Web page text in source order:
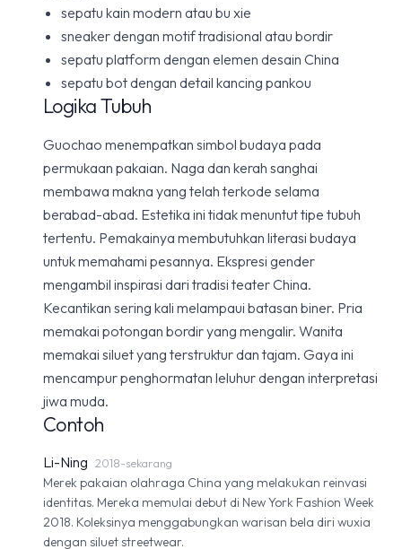
sepatu kain modern atau bu xie
sneaker dengan motif tradisional atau bordir
sepatu platform dengan elemen desain China
sepatu bot dengan detail kancing pankou
Logika Tubuh
Guochao menempatkan simbol budaya pada
permukaan pakaian. Naga dan kerah sanghai
membawa makna yang telah terkode selama
berabad-abad. Estetika ini tidak menuntut tipe tubuh
tertentu. Pemakainya membutuhkan literasi budaya
untuk memahami pesannya. Ekspresi gender
mengambil inspirasi dari tradisi teater China.
Kecantikan sering kali melampaui batasan biner. Pria
memakai potongan bordir yang mengalir. Wanita
memakai siluet yang terstruktur dan tajam. Gaya ini
mencampur penghormatan leluhur dengan interpretasi
jiwa muda.
Contoh
Li-Ning 2018-sekarang
Merek pakaian olahraga China yang melakukan reinvasi
identitas. Mereka memulai debut di New York Fashion Week
2018. Koleksinya menggabungkan warisan bela diri wuxia
dengan siluet streetwear.